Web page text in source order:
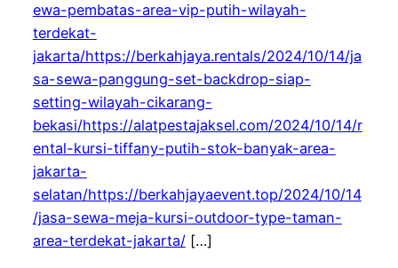
ewa-pembatas-area-vip-putih-wilayah-
terdekat-
jakarta/https://berkahjaya.rentals/2024/10/14/ja
sa-sewa-panggung-set-backdrop-siap-
setting-wilayah-cikarang-
bekasi/https://alatpestajaksel.com/2024/10/14/r
ental-kursi-tiffany-putih-stok-banyak-area-
jakarta-
selatan/https://berkahjayaevent.top/2024/10/14
/jasa-sewa-meja-kursi-outdoor-type-taman-
area-terdekat-jakarta/[…]